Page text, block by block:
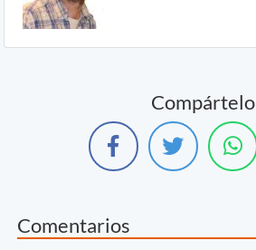
Compártelo
Comentarios